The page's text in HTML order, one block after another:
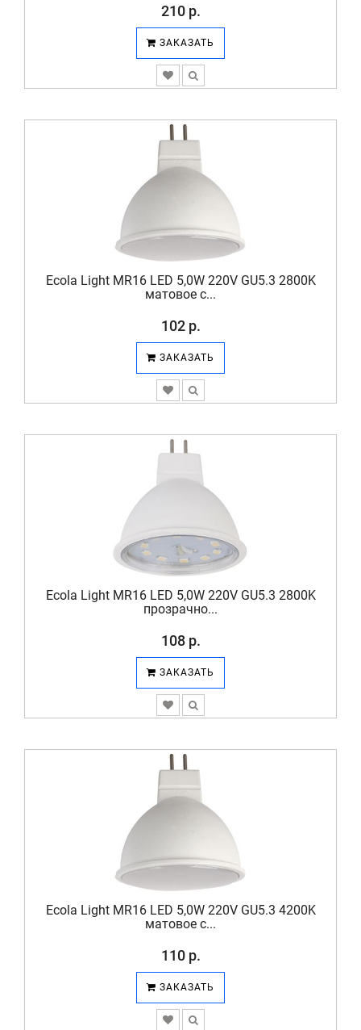
210 р.
ЗАКАЗАТЬ
Ecola Light MR16 LED 5,0W 220V GU5.3 2800K
матовое с...
102 р.
ЗАКАЗАТЬ
Ecola Light MR16 LED 5,0W 220V GU5.3 2800K
прозрачно...
108 р.
ЗАКАЗАТЬ
Ecola Light MR16 LED 5,0W 220V GU5.3 4200K
матовое с...
110 р.
ЗАКАЗАТЬ